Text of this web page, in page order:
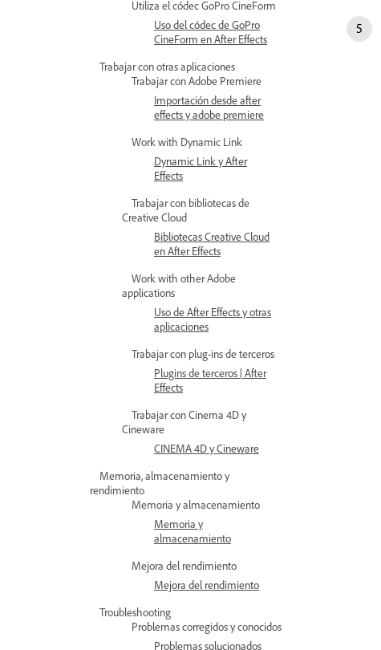
Utiliza el códec GoPro CineForm
Uso del códec de GoPro
CineForm en After Effects
Trabajar con otras aplicaciones
Trabajar con Adobe Premiere
Importación desde after
effects y adobe premiere
Work with Dynamic Link
Dynamic Link y After
Effects
Trabajar con bibliotecas de
Creative Cloud
Bibliotecas Creative Cloud
en After Effects
Work with other Adobe
applications
Uso de After Effects y otras
aplicaciones
Trabajar con plug-ins de terceros
Plugins de terceros | After
Effects
Trabajar con Cinema 4D y
Cineware
CINEMA 4D y Cineware
Memoria, almacenamiento y
rendimiento
Memoria y almacenamiento
Memoria y
almacenamiento
Mejora del rendimiento
Mejora del rendimiento
Troubleshooting
Problemas corregidos y conocidos
Problemas solucionados